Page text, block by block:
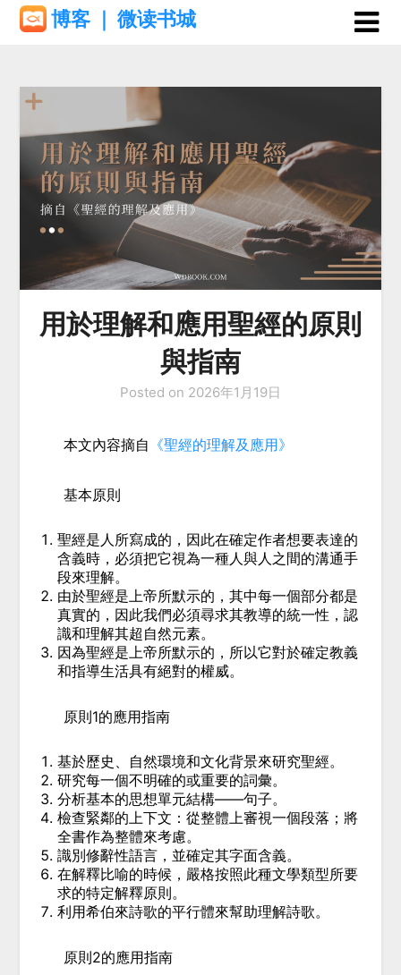
Skip
博客 ｜ 微读书城
用於理解和應用聖經的原則
與指南
Posted on 2026年1月19日
本文內容摘自 《聖經的理解及應用》
基本原則
聖經是人所寫成的，因此在確定作者想要表達的
含義時，必須把它視為一種人與人之間的溝通手
段來理解。
由於聖經是上帝所默示的，其中每一個部分都是
真實的，因此我們必須尋求其教導的統一性，認
識和理解其超自然元素。
因為聖經是上帝所默示的，所以它對於確定教義
和指導生活具有絕對的權威。
原則1的應用指南
基於歷史、自然環境和文化背景來研究聖經。
研究每一個不明確的或重要的詞彙。
分析基本的思想單元結構——句子。
檢查緊鄰的上下文：從整體上審視一個段落；將
全書作為整體來考慮。
識別修辭性語言，並確定其字面含義。
在解釋比喻的時候，嚴格按照此種文學類型所要
求的特定解釋原則。
利用希伯來詩歌的平行體來幫助理解詩歌。
原則2的應用指南